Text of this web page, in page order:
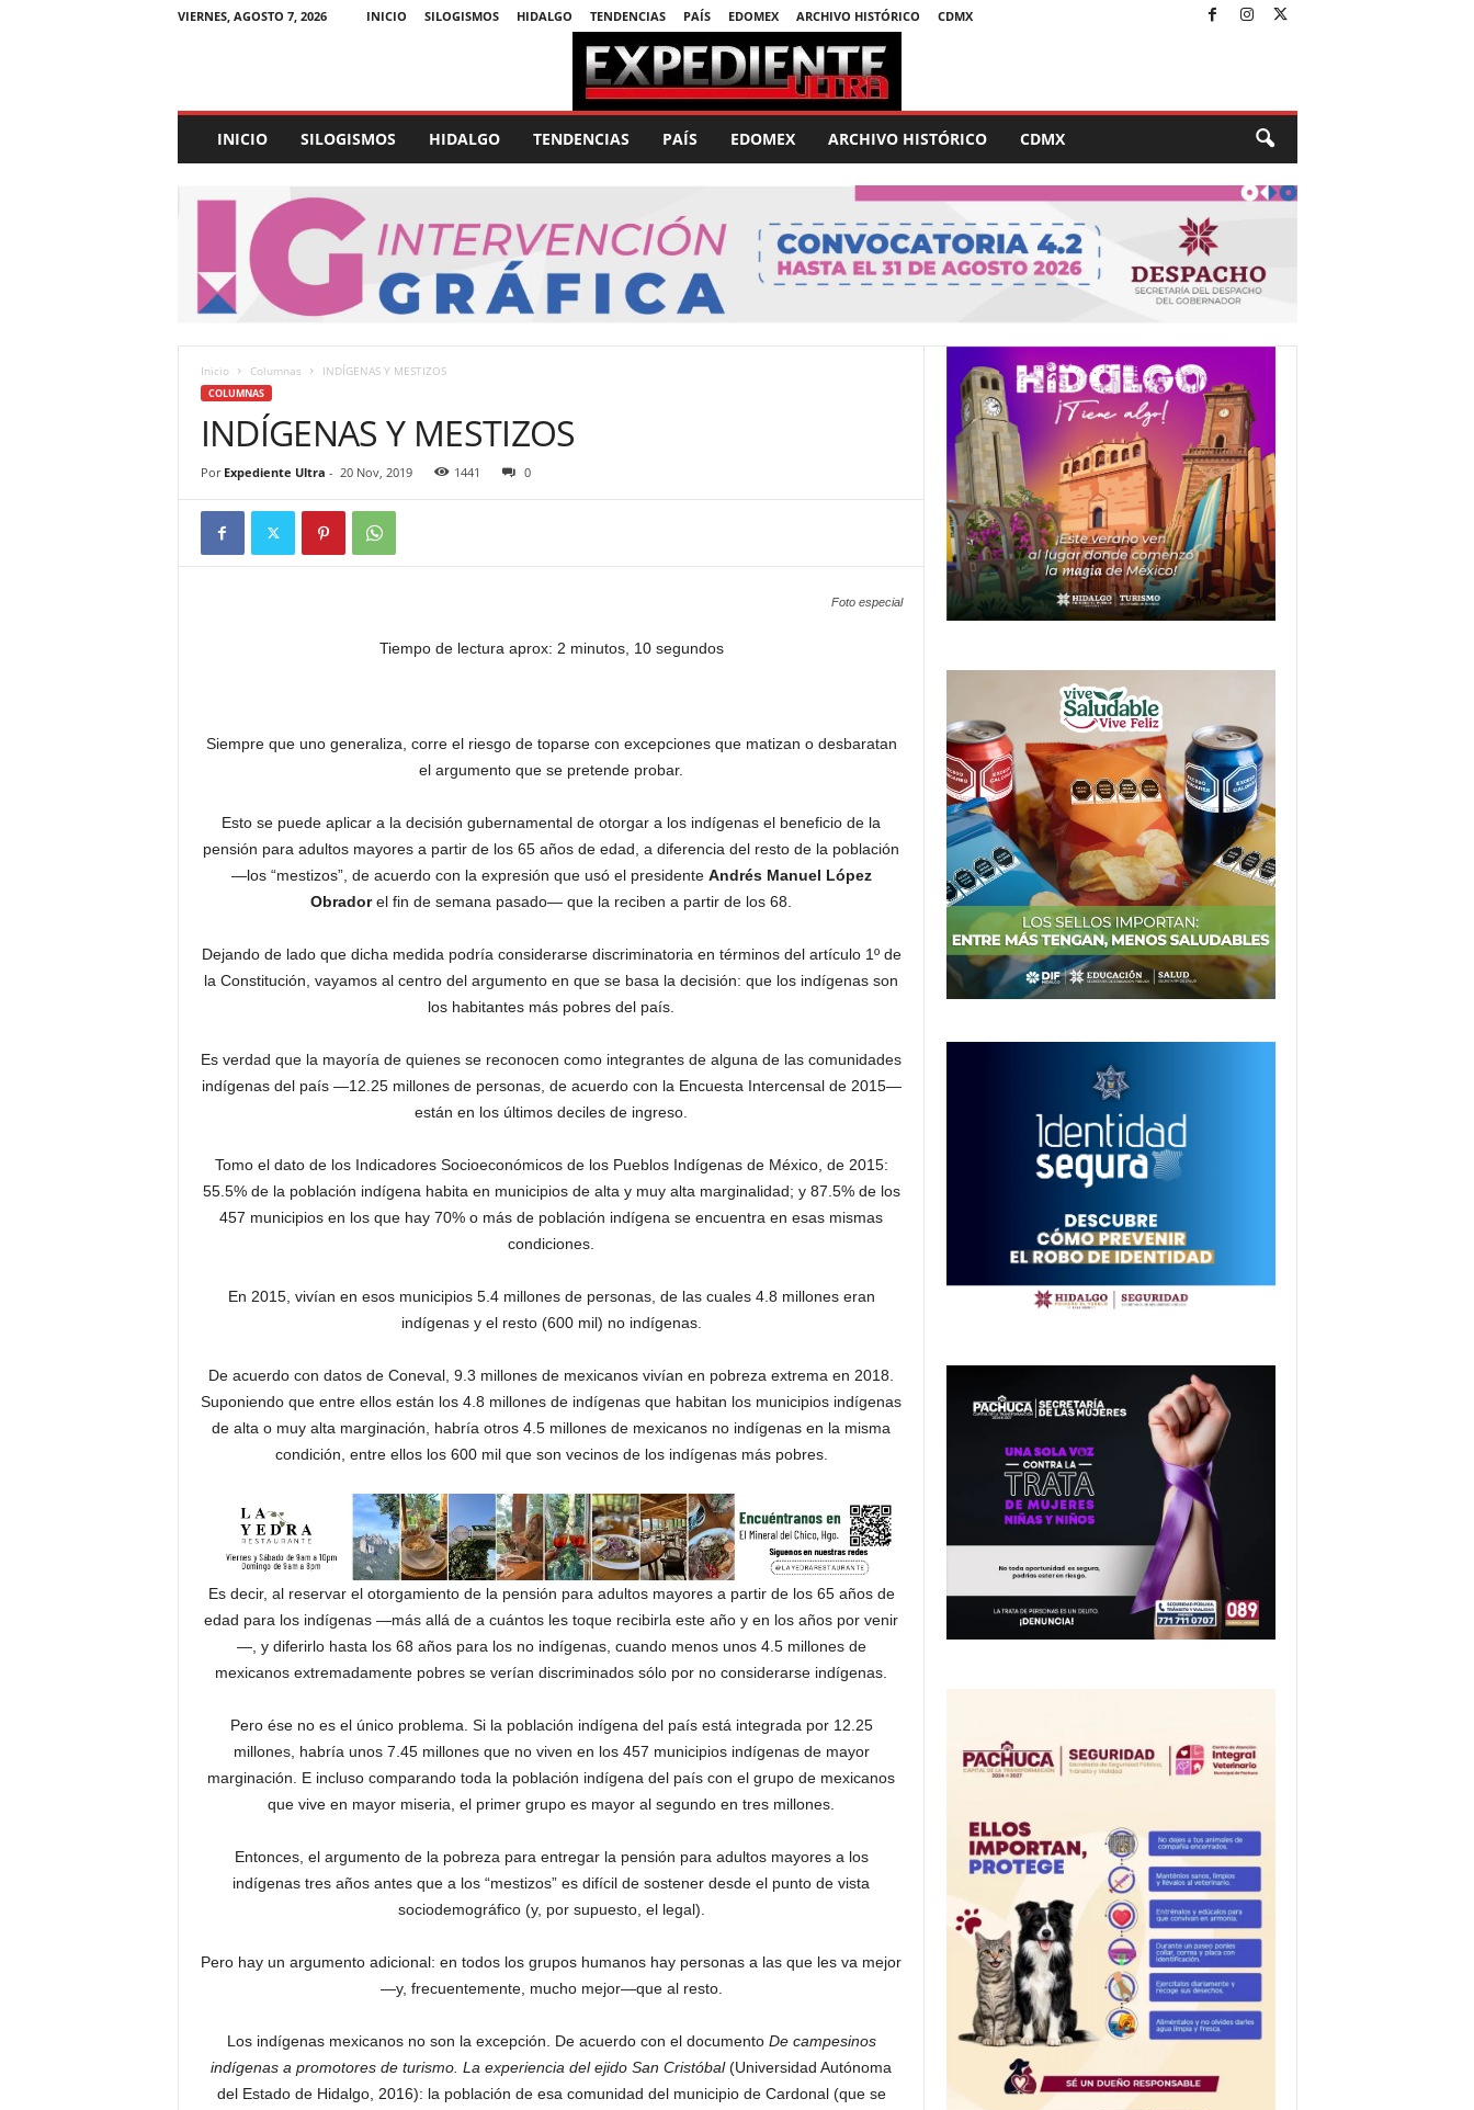
VIERNES, AGOSTO 7, 2026 INICIO SILOGISMOS HIDALGO TENDENCIAS PAÍS EDOMEX ARCHIVO HISTÓRICO CDMX
p
e
U
INICIO SILOGISMOS HIDALGO TENDENCIAS PAÍS EDOMEX ARCHIVO HISTÓRICO CDMX
Inicio Columnas INDÍGENAS Y MESTIZOS
COLUMNAS
INDÍGENAS Y MESTIZOS
Por Expediente Ultra - 20 Nov, 2019 1441 0
Foto especial
Tiempo de lectura aprox: 2 minutos, 10 segundos
Siempre que uno generaliza, corre el riesgo de toparse con excepciones que matizan o desbaratan
el argumento que se pretende probar.
Esto se puede aplicar a la decisión gubernamental de otorgar a los indígenas el beneficio de la
pensión para adultos mayores a partir de los 65 años de edad, a diferencia del resto de la población
—los “mestizos”, de acuerdo con la expresión que usó el presidente Andrés Manuel López
Obradorel fin de semana pasado— que la reciben a partir de los 68.
Dejando de lado que dicha medida podría considerarse discriminatoria en términos del artículo 1º de
la Constitución, vayamos al centro del argumento en que se basa la decisión: que los indígenas son
los habitantes más pobres del país.
Es verdad que la mayoría de quienes se reconocen como integrantes de alguna de las comunidades
indígenas del país —12.25 millones de personas, de acuerdo con la Encuesta Intercensal de 2015—
están en los últimos deciles de ingreso.
Tomo el dato de los Indicadores Socioeconómicos de los Pueblos Indígenas de México, de 2015:
55.5% de la población indígena habita en municipios de alta y muy alta marginalidad; y 87.5% de los
457 municipios en los que hay 70% o más de población indígena se encuentra en esas mismas
condiciones.
En 2015, vivían en esos municipios 5.4 millones de personas, de las cuales 4.8 millones eran
indígenas y el resto (600 mil) no indígenas.
De acuerdo con datos de Coneval, 9.3 millones de mexicanos vivían en pobreza extrema en 2018.
Suponiendo que entre ellos están los 4.8 millones de indígenas que habitan los municipios indígenas
de alta o muy alta marginación, habría otros 4.5 millones de mexicanos no indígenas en la misma
condición, entre ellos los 600 mil que son vecinos de los indígenas más pobres.
Es decir, al reservar el otorgamiento de la pensión para adultos mayores a partir de los 65 años de
edad para los indígenas —más allá de a cuántos les toque recibirla este año y en los años por venir
—, y diferirlo hasta los 68 años para los no indígenas, cuando menos unos 4.5 millones de
mexicanos extremadamente pobres se verían discriminados sólo por no considerarse indígenas.
Pero ése no es el único problema. Si la población indígena del país está integrada por 12.25
millones, habría unos 7.45 millones que no viven en los 457 municipios indígenas de mayor
marginación. E incluso comparando toda la población indígena del país con el grupo de mexicanos
que vive en mayor miseria, el primer grupo es mayor al segundo en tres millones.
Entonces, el argumento de la pobreza para entregar la pensión para adultos mayores a los
indígenas tres años antes que a los “mestizos” es difícil de sostener desde el punto de vista
sociodemográfico (y, por supuesto, el legal).
Pero hay un argumento adicional: en todos los grupos humanos hay personas a las que les va mejor
—y, frecuentemente, mucho mejor—que al resto.
Los indígenas mexicanos no son la excepción. De acuerdo con el documento De campesinos
indígenas a promotores de turismo. La experiencia del ejido San Cristóbal(Universidad Autónoma
del Estado de Hidalgo, 2016): la población de esa comunidad del municipio de Cardonal (que se